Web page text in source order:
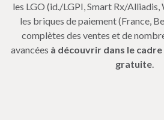
les LGO (id./LGPI, Smart Rx/
les briques de paiement (France,
complètes des ventes et de
avancées à découvrir dans le
gratuite.